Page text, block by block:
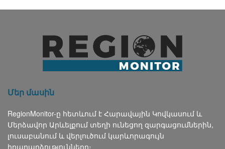
Մեր մասին
RegionMonitor-ը հետևում է Հարավային Կովկասում և
Մերձավոր Արևելքում տեղի ունեցող զարգացումներին,
լուսաբանում և վերլուծում կարևորագույն
իրադարձությունները։